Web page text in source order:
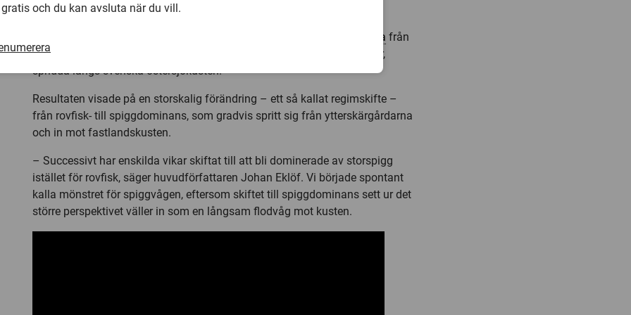
data från
nära 40 års provfisken av fiskyngel i knappt 500 grunda skärgårdsvikar,
spridda längs svenska östersjökusten.
Resultaten visade på en storskalig förändring – ett så kallat regimskifte –
från rovfisk- till spiggdominans, som gradvis spritt sig från ytterskärgårdarna
och in mot fastlandskusten.
– Successivt har enskilda vikar skiftat till att bli dominerade av storspigg
istället för rovfisk, säger huvudförfattaren Johan Eklöf. Vi började spontant
kalla mönstret för spiggvågen, eftersom skiftet till spiggdominans sett ur det
större perspektivet väller in som en långsam flodvåg mot kusten.
gratis och du kan avsluta när du vill.